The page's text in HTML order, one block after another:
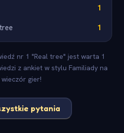
1
1
nr 1 "Real tree" jest warta 1
z ankiet w stylu Familiady na
gier!
pytania